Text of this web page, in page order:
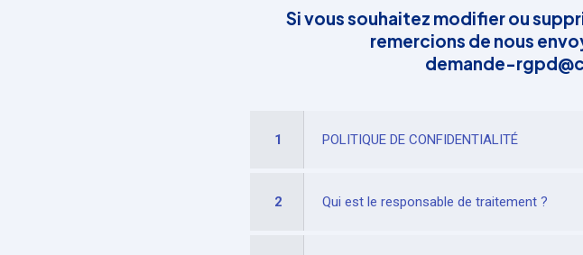
Si vous souhaitez modifier ou
remercions de nous
demande-
1 POLITIQUE DE CONFIDENTIALITÉ
2 Qui est le responsable de traitement ?